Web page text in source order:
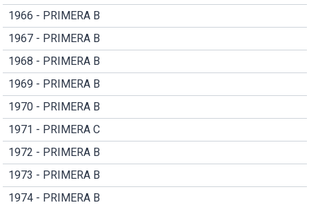
1966 - PRIMERA B
1967 - PRIMERA B
1968 - PRIMERA B
1969 - PRIMERA B
1970 - PRIMERA B
1971 - PRIMERA C
1972 - PRIMERA B
1973 - PRIMERA B
1974 - PRIMERA B